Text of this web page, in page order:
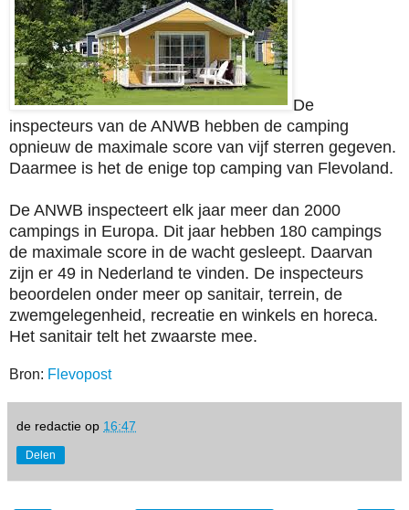
De
inspecteurs van de ANWB hebben de camping
opnieuw de maximale score van vijf sterren gegeven.
Daarmee is het de enige top camping van Flevoland.
De ANWB inspecteert elk jaar meer dan 2000
campings in Europa. Dit jaar hebben 180 campings
de maximale score in de wacht gesleept. Daarvan
zijn er 49 in Nederland te vinden. De inspecteurs
beoordelen onder meer op sanitair, terrein, de
zwemgelegenheid, recreatie en winkels en horeca.
Het sanitair telt het zwaarste mee.
Bron: Flevopost
de redactie op 16:47
Delen